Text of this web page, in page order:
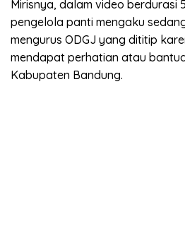
Mirisnya, dalam video berdurasi
pengelola panti mengaku
mengurus ODGJ yang dititip
mendapat perhatian atau
Kabupaten Bandung.